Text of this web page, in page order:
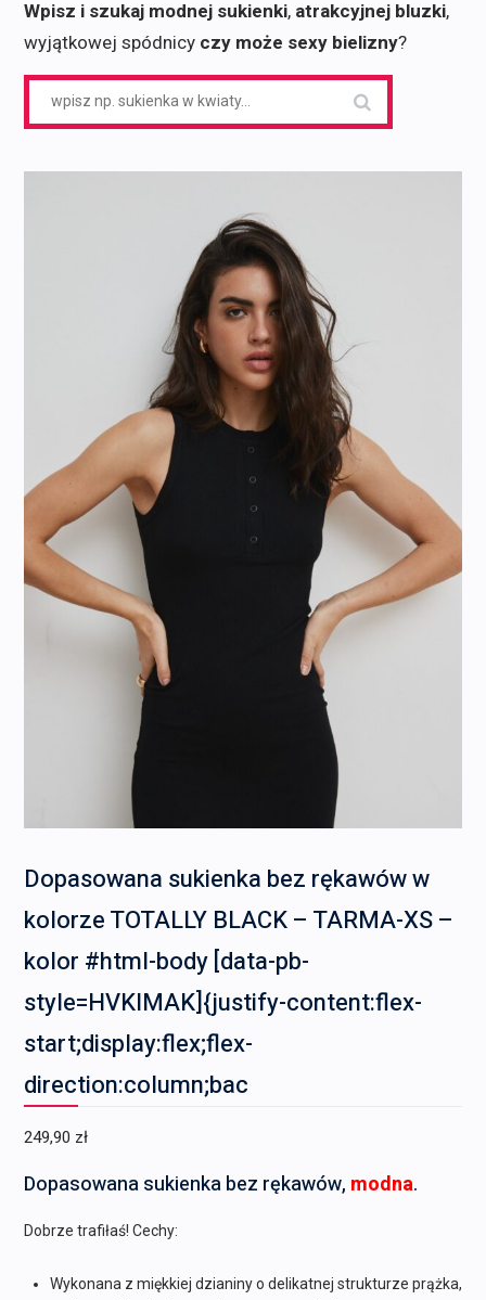
Wpisz i szukaj modnej sukienki, atrakcyjnej bluzki,
wyjątkowej spódnicy czy może sexy bielizny?
Dopasowana sukienka bez rękawów w
kolorze TOTALLY BLACK – TARMA-XS –
kolor #html-body [data-pb-
style=HVKIMAK]{justify-content:flex-
start;display:flex;flex-
direction:column;bac
249,90 zł
Dopasowana sukienka bez rękawów, modna.
Dobrze trafiłaś! Cechy:
Wykonana z miękkiej dzianiny o delikatnej strukturze prążka,